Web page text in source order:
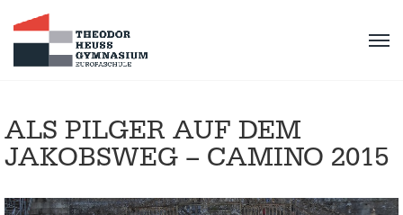
ALS PILGER AUF DEM
JAKOBSWEG – CAMINO 2015